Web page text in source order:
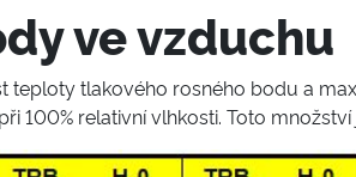
ve vzduchu
teploty tlakového rosného bodu a
100% relativní vlhkosti. Toto